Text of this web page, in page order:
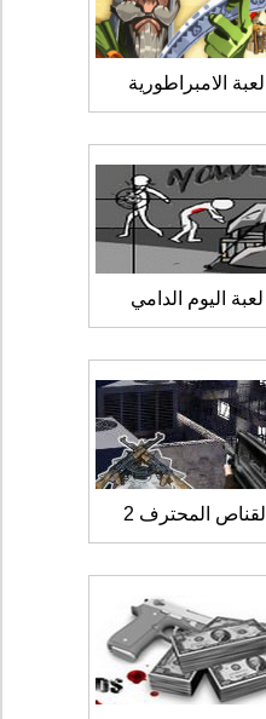
لعبة الامبراطورية
لعبة اليوم الدامي
القناص المحترف 2